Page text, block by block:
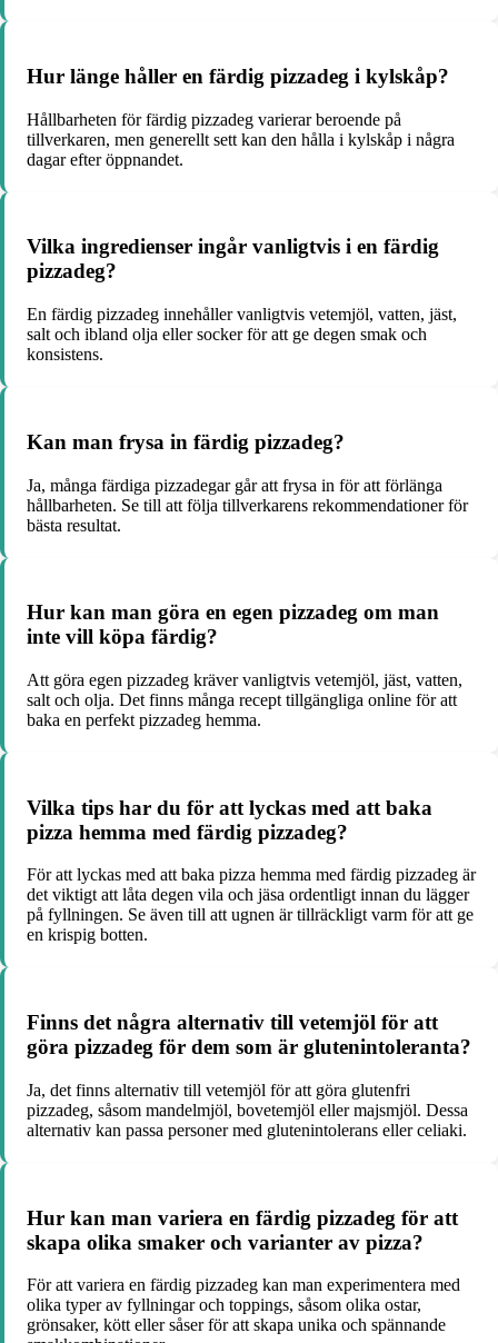
Hur länge håller en färdig pizzadeg i kylskåp?
Hållbarheten för färdig pizzadeg varierar beroende på
tillverkaren, men generellt sett kan den hålla i kylskåp i några
dagar efter öppnandet.
Vilka ingredienser ingår vanligtvis i en färdig
pizzadeg?
En färdig pizzadeg innehåller vanligtvis vetemjöl, vatten, jäst,
salt och ibland olja eller socker för att ge degen smak och
konsistens.
Kan man frysa in färdig pizzadeg?
Ja, många färdiga pizzadegar går att frysa in för att förlänga
hållbarheten. Se till att följa tillverkarens rekommendationer för
bästa resultat.
Hur kan man göra en egen pizzadeg om man
inte vill köpa färdig?
Att göra egen pizzadeg kräver vanligtvis vetemjöl, jäst, vatten,
salt och olja. Det finns många recept tillgängliga online för att
baka en perfekt pizzadeg hemma.
Vilka tips har du för att lyckas med att baka
pizza hemma med färdig pizzadeg?
För att lyckas med att baka pizza hemma med färdig pizzadeg är
det viktigt att låta degen vila och jäsa ordentligt innan du lägger
på fyllningen. Se även till att ugnen är tillräckligt varm för att ge
en krispig botten.
Finns det några alternativ till vetemjöl för att
göra pizzadeg för dem som är glutenintoleranta?
Ja, det finns alternativ till vetemjöl för att göra glutenfri
pizzadeg, såsom mandelmjöl, bovetemjöl eller majsmjöl. Dessa
alternativ kan passa personer med glutenintolerans eller celiaki.
Hur kan man variera en färdig pizzadeg för att
skapa olika smaker och varianter av pizza?
För att variera en färdig pizzadeg kan man experimentera med
olika typer av fyllningar och toppings, såsom olika ostar,
grönsaker, kött eller såser för att skapa unika och spännande